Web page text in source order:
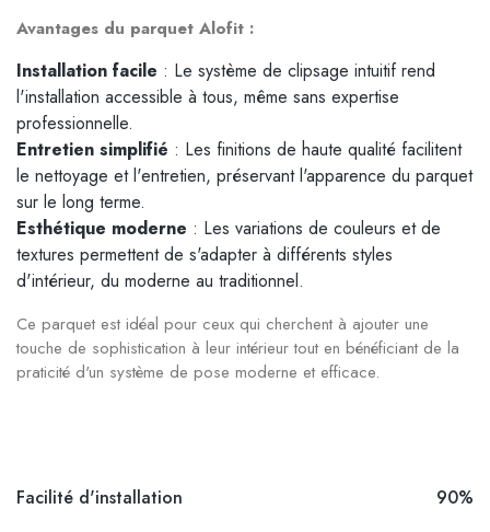
Avantages du parquet Alofit :
Installation facile : Le système de clipsage intuitif rend
l'installation accessible à tous, même sans expertise
professionnelle.
Entretien simplifié : Les finitions de haute qualité facilitent
le nettoyage et l'entretien, préservant l'apparence du parquet
sur le long terme.
Esthétique moderne : Les variations de couleurs et de
textures permettent de s'adapter à différents styles
d'intérieur, du moderne au traditionnel.
Ce parquet est idéal pour ceux qui cherchent à ajouter une
touche de sophistication à leur intérieur tout en bénéficiant de la
praticité d'un système de pose moderne et efficace.
Facilité d'installation 90%